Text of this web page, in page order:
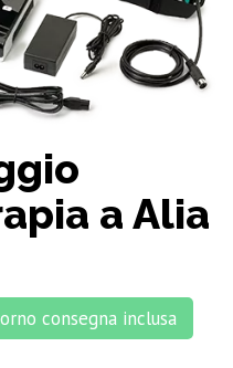
a Alia
consegna inclusa